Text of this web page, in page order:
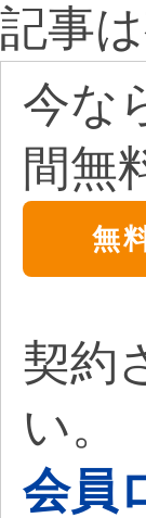
記事
今な
間無
無
契約
い。
会員